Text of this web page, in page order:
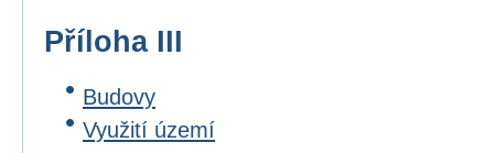
Příloha III
Budovy
Využití území